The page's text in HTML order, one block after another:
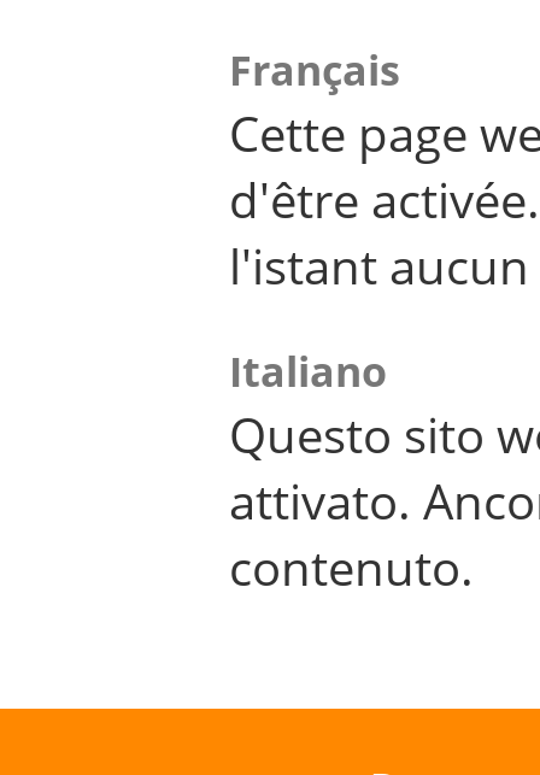
Français
Cette page
d'être
l'istant
Italiano
Questo sito
attivato.
contenuto.